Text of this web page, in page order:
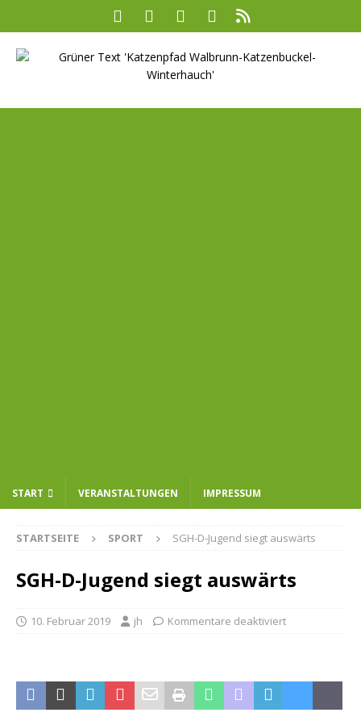
START VERANSTALTUNGEN IMPRESSUM
STARTSEITE SPORT SGH-D-Jugend siegt auswärts
SGH-D-Jugend siegt auswärts
10. Februar 2019 jh Kommentare deaktiviert